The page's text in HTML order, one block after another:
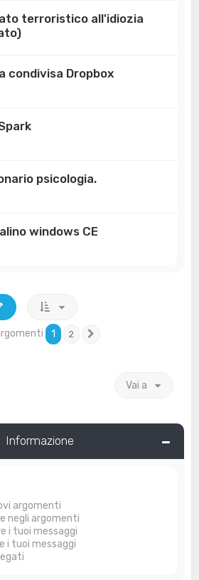
terroristico all'idiozia
condivisa Dropbox
psicologia.
windows CE
1 2
Vai a
Informazione
argomenti
negli argomenti
i tuoi messaggi
i tuoi messaggi